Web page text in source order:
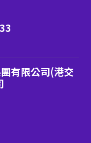
有限公司(港交